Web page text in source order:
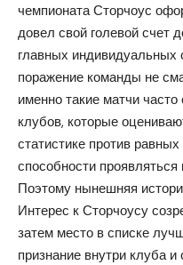
чемпионата Сторчоус
довел свой голевой счет
главных индивидуальных
поражение команды не
именно такие матчи
клубов, которые
статистике против
способности
Поэтому нынешняя
Интерес к Сторчоусу
затем место в списке
признание внутри клуба